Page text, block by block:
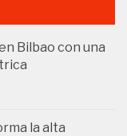
Bilbao con una
la alta